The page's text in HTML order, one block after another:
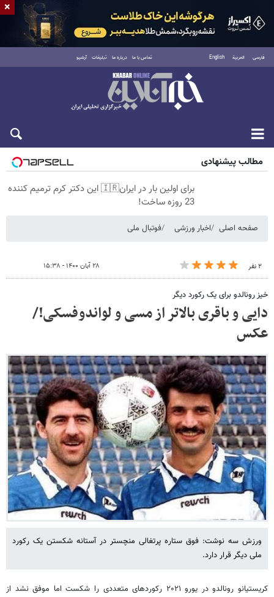
فارسی العربية English تماس با ما درباره ما تبلیغات آرشیو
پنجشنبه ۱۵ مرداد ۱۴۰۵
مطالب پیشنهادی
برای اولین بار در ایران🇮🇷 این دکتر کرم ترمیم کننده
23 روزه ساخت!
صفحه اصلی اخبار ورزشی فوتبال ملی
۲ نفر ۲۸ آبان ۱۴۰۰ - ۱۵:۳۸
خیز رونالدو برای یک رکورد دیگر
دایی و باقری بالاتر از مسی و لواندوفسکی!/
عکس
ورزش سه نوشت: فوق ستاره پرتغالی منچستر در آستانه شکستن یک رکورد
ملی دیگر قرار دارد.
کریستیانو رونالدو در یورو ۲۰۲۱ رکوردهای متعددی را شکست اما موفق نشد از
×